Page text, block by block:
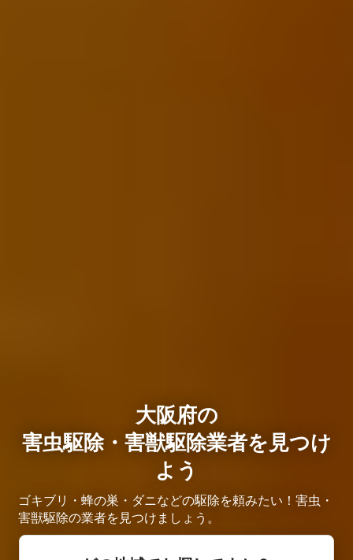
大阪府の
害虫駆除・害獣駆除業者を見つけ
よう
ゴキブリ・蜂の巣・ダニなどの駆除を頼みたい！害虫・
害獣駆除の業者を見つけましょう。